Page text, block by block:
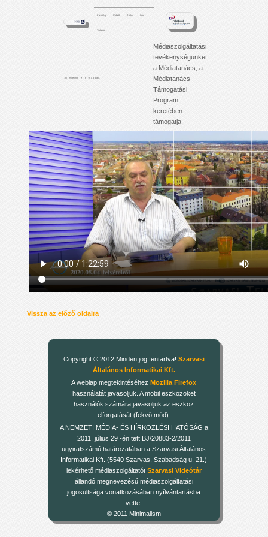
Kezdőlap Videók Archív Info
Tartalom
'. . . f i l m j e i n k é j j e l - n a p p a l . . .'
Médiaszolgáltatási
tevékenységünket
a Médiatanács, a
Médiatanács
Támogatási
Program
keretében
támogatja.
Vissza az előző oldalra
Copyright © 2012 Minden jog fentartva! Szarvasi
Általános Informatikai Kft.
A weblap megtekintéséhezMozilla Firefox
használatát javasoljuk. A mobil eszközöket
használók számára javasoljuk az eszköz
elforgatását (fekvő mód).
A NEMZETI MÉDIA- ÉS HÍRKÖZLÉSI HATÓSÁG a
2011. július 29 -én tett BJ/20883-2/2011
ügyiratszámú határozatában a Szarvasi Általános
Informatikai Kft. (5540 Szarvas, Szabadság u. 21.)
lekérhető médiaszolgáltatót Szarvasi Videótár
állandó megnevezésű médiaszolgáltatási
jogosultsága vonatkozásában nyílvántartásba
vette.
© 2011 Minimalism